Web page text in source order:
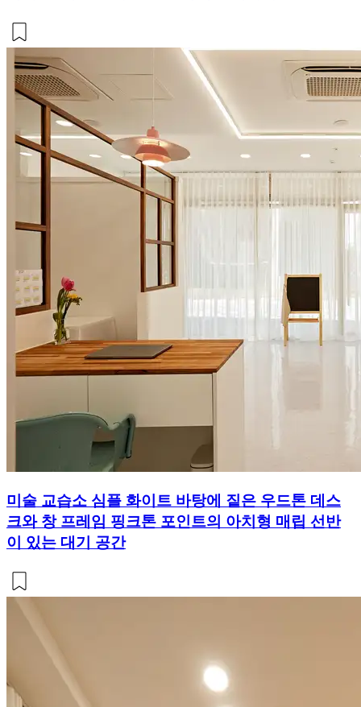
미술 교습소 심플 화이트 바탕에 짙은 우드톤 데스
크와 창 프레임 핑크톤 포인트의 아치형 매립 선반
이 있는 대기 공간